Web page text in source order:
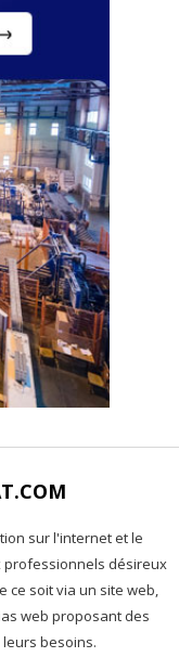
sur l'internet et le
professionnels désireux
ce soit via un site web,
web proposant des
besoins.